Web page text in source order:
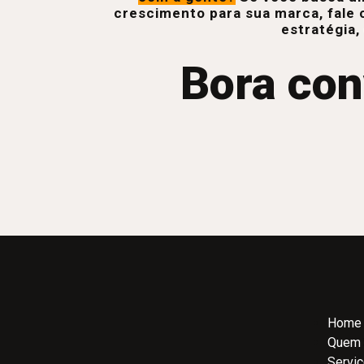
crescimento para sua marca, fale
estratégia,
Bora
Home